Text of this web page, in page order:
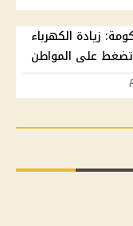
زيادة الكهرباء
تضغط على المواطن